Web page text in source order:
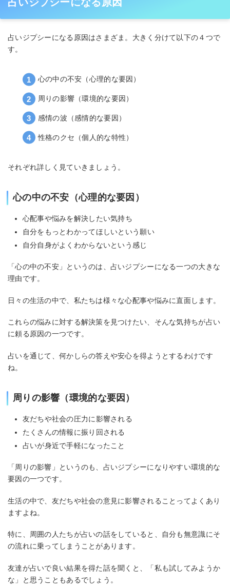
占いジプシーになる原因はさまざま。大きく分けて以下の４つで
す。
心の中の不安（心理的な要因）
周りの影響（環境的な要因）
感情の波（感情的な要因）
性格のクセ（個人的な特性）
それぞれ詳しく見ていきましょう。
心の中の不安（心理的な要因）
心配事や悩みを解決したい気持ち
自分をもっとわかってほしいという願い
自分自身がよくわからないという感じ
「心の中の不安」というのは、占いジプシーになる一つの大きな
理由です。
日々の生活の中で、私たちは様々な心配事や悩みに直面します。
これらの悩みに対する解決策を見つけたい、そんな気持ちが占い
に頼る原因の一つです。
占いを通じて、何かしらの答えや安心を得ようとするわけです
ね。
周りの影響（環境的な要因）
友だちや社会の圧力に影響される
たくさんの情報に振り回される
占いが身近で手軽になったこと
「周りの影響」というのも、占いジプシーになりやすい環境的な
要因の一つです。
生活の中で、友だちや社会の意見に影響されることってよくあり
ますよね。
特に、周囲の人たちが占いの話をしていると、自分も無意識にそ
の流れに乗ってしまうことがあります。
友達が占いで良い結果を得た話を聞くと、「私も試してみようか
な」と思うこともあるでしょう。